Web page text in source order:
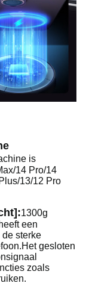
is
14 Pro/14
13/12 Pro
1300g
een
sterke
gesloten
zoals